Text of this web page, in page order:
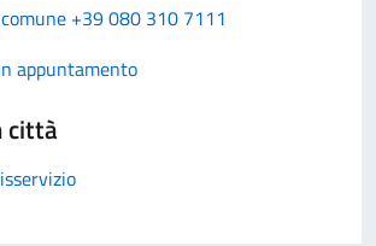
+39 080 310 7111
appuntamento
città